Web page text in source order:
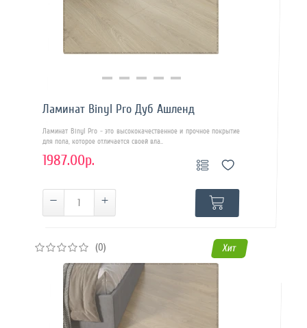
Купить в 1 клик
Ламинат Binyl Pro Дуб Ашленд
Ламинат Binyl Pro - это высококачественное и прочное покрытие
для пола, которое отличается своей вла..
1987.00р.
(0) Хит